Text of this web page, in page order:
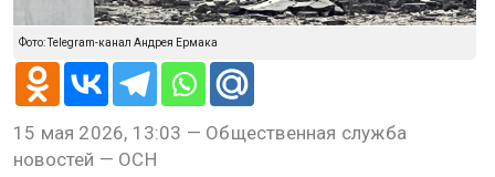
Фото: Telegram-канал Андрея Ермака
15 мая 2026, 13:03 — Общественная служба
новостей — ОСН